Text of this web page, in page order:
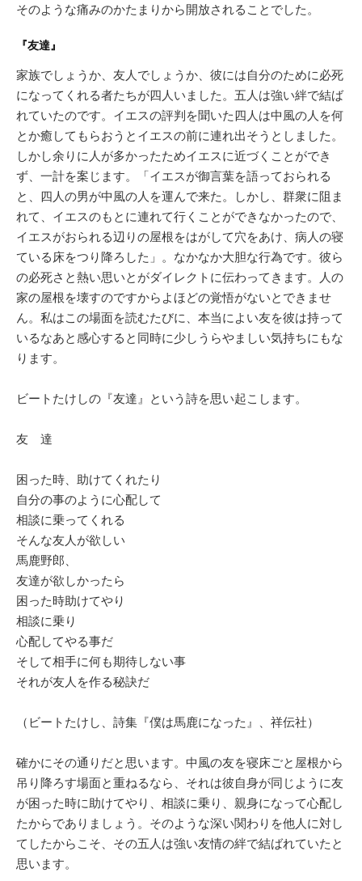
そのような痛みのかたまりから開放されることでした。
『友達』
家族でしょうか、友人でしょうか、彼には自分のために必死
になってくれる者たちが四人いました。五人は強い絆で結ば
れていたのです。イエスの評判を聞いた四人は中風の人を何
とか癒してもらおうとイエスの前に連れ出そうとしました。
しかし余りに人が多かったためイエスに近づくことができ
ず、一計を案じます。「イエスが御言葉を語っておられる
と、四人の男が中風の人を運んで来た。しかし、群衆に阻ま
れて、イエスのもとに連れて行くことができなかったので、
イエスがおられる辺りの屋根をはがして穴をあけ、病人の寝
ている床をつり降ろした」。なかなか大胆な行為です。彼ら
の必死さと熱い思いとがダイレクトに伝わってきます。人の
家の屋根を壊すのですからよほどの覚悟がないとできませ
ん。私はこの場面を読むたびに、本当によい友を彼は持って
いるなあと感心すると同時に少しうらやましい気持ちにもな
ります。
ビートたけしの『友達』という詩を思い起こします。
友 達
困った時、助けてくれたり
自分の事のように心配して
相談に乗ってくれる
そんな友人が欲しい
馬鹿野郎、
友達が欲しかったら
困った時助けてやり
相談に乗り
心配してやる事だ
そして相手に何も期待しない事
それが友人を作る秘訣だ
（ビートたけし、詩集『僕は馬鹿になった』、祥伝社）
確かにその通りだと思います。中風の友を寝床ごと屋根から
吊り降ろす場面と重ねるなら、それは彼自身が同じように友
が困った時に助けてやり、相談に乗り、親身になって心配し
たからでありましょう。そのような深い関わりを他人に対し
てしたからこそ、その五人は強い友情の絆で結ばれていたと
思います。